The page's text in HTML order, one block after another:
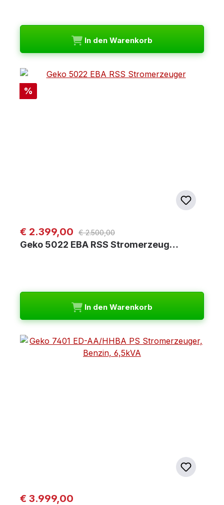
In den Warenkorb
Rabatt
%
Verkaufspreis:
€ 2.399,00 Regulärer Preis:
€ 2.500,00
Geko 5022 EBA RSS Stromerzeug…
In den Warenkorb
Regulärer Preis:
€ 3.999,00